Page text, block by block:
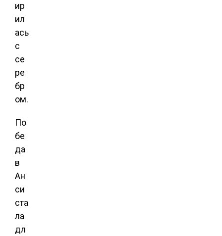
ир
ил
ась
с
се
ре
бр
ом.
По
бе
да
в
Ан
си
ста
ла
дл